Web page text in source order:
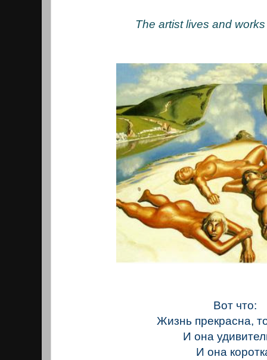
The artist lives and
Вот что:
Жизнь прекрасна,
И она
И она